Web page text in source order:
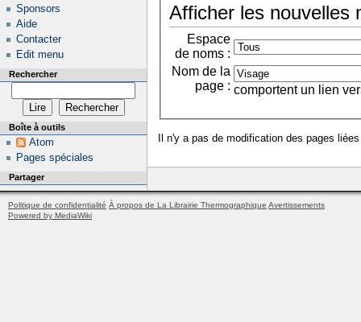
Afficher les nouvelles
Espace
de noms :
Nom de la
page : comportent un lien
Il n'y a pas de modification des pages
Sponsors
Aide
Contacter
Edit menu
Rechercher
Boîte à outils
Atom
Pages spéciales
Partager
Politique de confidentialité À propos de La Librairie Thermographique Avertissements
Powered by MediaWiki